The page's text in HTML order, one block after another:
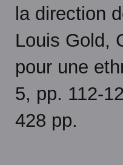
la direction
Louis Gold,
pour une
5, pp. 112-
428 pp.